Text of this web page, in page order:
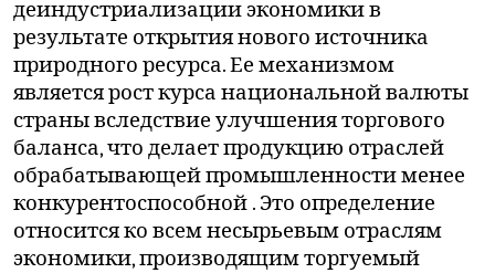
деиндустриализации экономики в
результате открытия нового источника
природного ресурса. Ее механизмом
является рост курса национальной валюты
страны вследствие улучшения торгового
баланса, что делает продукцию отраслей
обрабатывающей промышленности менее
конкурентоспособной . Это определение
относится ко всем несырьевым отраслям
экономики, производящим торгуемый